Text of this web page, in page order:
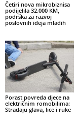
Četiri nova mikrobiznisa
podijelila 32.000 KM,
podrška za razvoj
poslovnih ideja mladih
Porast povreda djece na
električnim romobilima:
Stradaju glava, lice i ruke